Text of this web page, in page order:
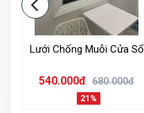
Lưới Chống Muỗi Cửa Sổ
540.000đ 680.000đ
21%